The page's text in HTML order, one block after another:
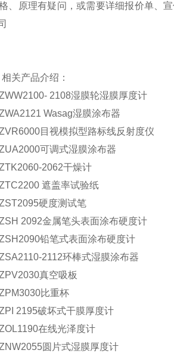
、原理有疑问，或需要详细报价单、
相关产品介绍：
2108湿膜轮湿膜厚度计
Wasag湿膜涂布器
目视模拟型路标线反射度仪
可调式湿膜涂布器
2062干燥计
遮盖率试验纸
硬度测试笔
2092金属笔头表面涂布硬度计
铅笔式表面涂布硬度计
2112环棒式湿膜涂布器
真空吸板
比重杯
2195破坏式干膜厚度计
在线光泽度计
圆片式湿膜厚度计